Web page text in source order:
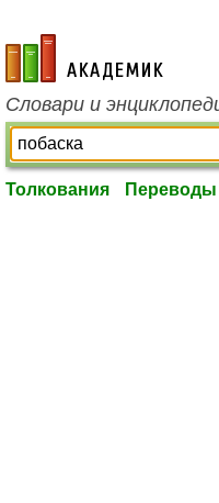
academic.ru
Словари и
Толкования Переводы